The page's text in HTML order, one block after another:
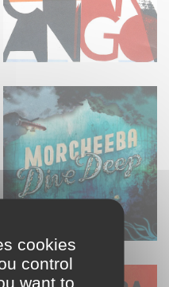
cookies
control
want to